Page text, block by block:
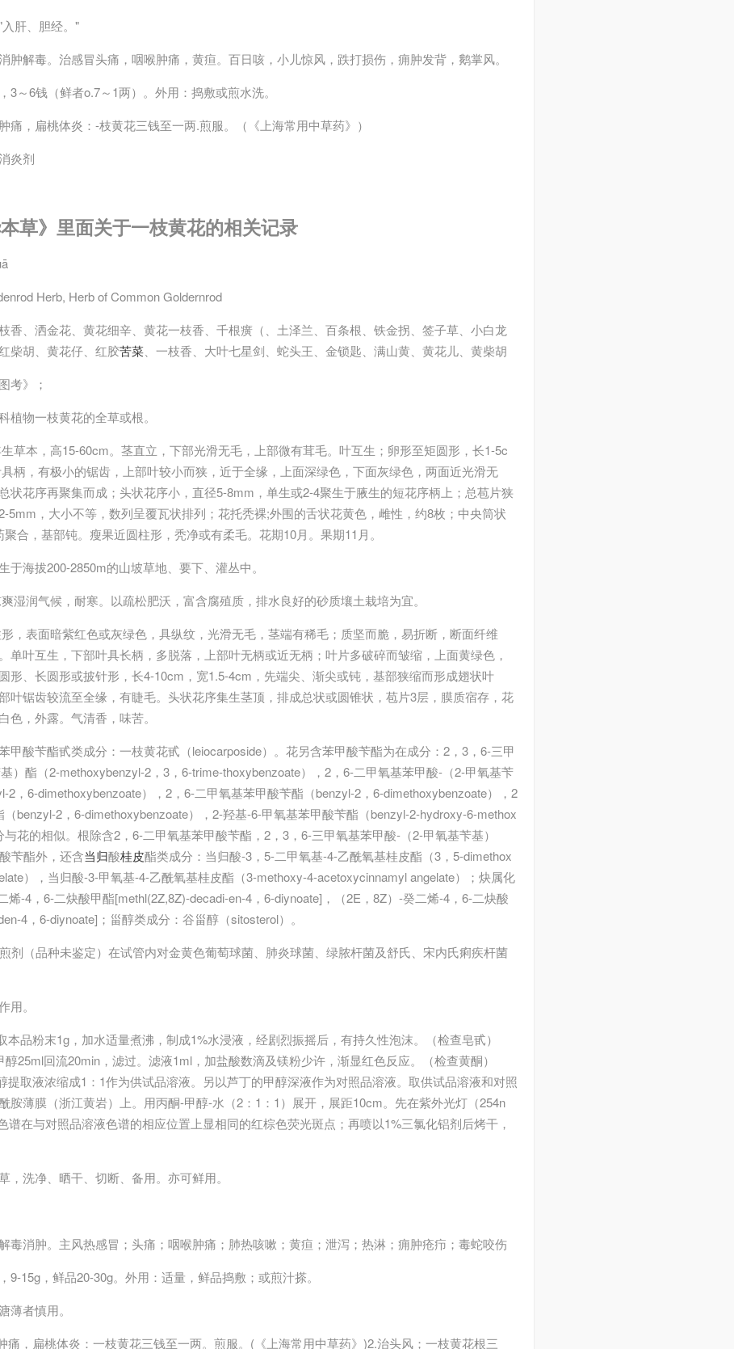
入肝、胆经。"
肿解毒。治感冒头痛，咽喉肿痛，黄疸。百日咳，小儿惊风，跌打损伤，痈肿发背，鹅掌风。
3～6钱（鲜者o.7～1两）。外用：捣敷或煎水洗。
，扁桃体炎：-枝黄花三钱至一两.煎服。（《上海常用中草药》）
炎剂
草》里面关于一枝黄花的相关记录
Herb, Herb of Common Goldernrod
香、洒金花、黄花细辛、黄花一枝香、千根癀（、土泽兰、百条根、铁金拐、签子草、小白龙
柴胡、黄花仔、红胶苦菜 、一枝香、大叶七星剑、蛇头王、金锁匙、满山黄、黄花儿、黄柴胡
考》；
植物一枝黄花的全草或根。
草本，高15-60cm。茎直立，下部光滑无毛，上部微有茸毛。叶互生；卵形至矩圆形，长1-5c
柄，有极小的锯齿，上部叶较小而狭，近于全缘，上面深绿色，下面灰绿色，两面近光滑无
状花序再聚集而成；头状花序小，直径5-8mm，单生或2-4聚生于腋生的短花序柄上；总苞片狭
5mm，大小不等，数列呈覆瓦状排列；花托秃裸;外围的舌状花黄色，雌性，约8枚；中央筒状
合，基部钝。瘦果近圆柱形，秃净或有柔毛。花期10月。果期11月。
于海拔200-2850m的山坡草地、要下、灌丛中。
湿润气候，耐寒。以疏松肥沃，富含腐殖质，排水良好的砂质壤土栽培为宜。
，表面暗紫红色或灰绿色，具纵纹，光滑无毛，茎端有稀毛；质坚而脆，易折断，断面纤维
单叶互生，下部叶具长柄，多脱落，上部叶无柄或近无柄；叶片多破碎而皱缩，上面黄绿色，
形、长圆形或披针形，长4-10cm，宽1.5-4cm，先端尖、渐尖或钝，基部狭缩而形成翅状叶
叶锯齿较流至全缘，有睫毛。头状花序集生茎顶，排成总状或圆锥状，苞片3层，膜质宿存，花
色，外露。气清香，味苦。
甲酸苄酯甙类成分：一枝黄花甙（leiocarposide）。花另含苯甲酸苄酯为在成分：2，3，6-三甲
）酯（2-methoxybenzyl-2，3，6-trime-thoxybenzoate），2，6-二甲氧基苯甲酸-（2-甲氧基苄
2，6-dimethoxybenzoate），2，6-二甲氧基苯甲酸苄酯（benzyl-2，6-dimethoxybenzoate），2
benzyl-2，6-dimethoxybenzoate），2-羟基-6-甲氧基苯甲酸苄酯（benzyl-2-hydroxy-6-methox
花的相似。根除含2，6-二甲氧基苯甲酸苄酯，2，3，6-三甲氧基苯甲酸-（2-甲氧基苄基）
苄酯外，还含当归酸桂皮酯类成分：当归酸-3，5-二甲氧基-4-乙酰氧基桂皮酯（3，5-dimethox
），当归酸-3-甲氧基-4-乙酰氧基桂皮酯（3-methoxy-4-acetoxycinnamyl angelate）；炔属化
烯-4，6-二炔酸甲酯[methl(2Z,8Z)-decadi-en-4，6-diynoate]，（2E，8Z）-癸二烯-4，6-二炔酸
4，6-diynoate]；甾醇类成分：谷甾醇（sitosterol）。
剂（品种未鉴定）在试管内对金黄色葡萄球菌、肺炎球菌、绿脓杆菌及舒氏、宋内氏痢疾杆菌
用。
本品粉末1g，加水适量煮沸，制成1%水浸液，经剧烈振摇后，有持久性泡沫。（检查皂甙）
醇25ml回流20min，滤过。滤液1ml，加盐酸数滴及镁粉少许，渐显红色反应。（检查黄酮）
提取液浓缩成1：1作为供试品溶液。另以芦丁的甲醇深液作为对照品溶液。取供试品溶液和对照
胺薄膜（浙江黄岩）上。用丙酮-甲醇-水（2：1：1）展开，展距10cm。先在紫外光灯（254n
谱在与对照品溶液色谱的相应位置上显相同的红棕色荧光斑点；再喷以1%三氯化铝剂后烤干，
，洗净、晒干、切断、备用。亦可鲜用。
毒消肿。主风热感冒；头痛；咽喉肿痛；肺热咳嗽；黄疸；泄泻；热淋；痈肿疮疖；毒蛇咬伤
9-15g，鲜品20-30g。外用：适量，鲜品捣敷；或煎汁搽。
薄者慎用。
痛，扁桃体炎：一枝黄花三钱至一两。煎服。(《上海常用中草药》)2.治头风；一枝黄花根三